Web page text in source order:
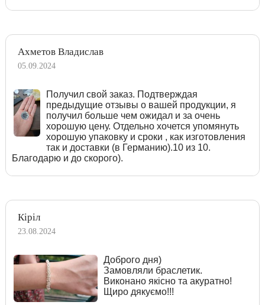
Ахметов Владислав
05.09.2024
Получил свой заказ. Подтверждая
предыдущие отзывы о вашей продукции, я
получил больше чем ожидал и за очень
хорошую цену. Отдельно хочется упомянуть
хорошую упаковку и сроки , как изготовления
так и доставки (в Германию).10 из 10.
Благодарю и до скорого).
Кіріл
23.08.2024
Доброго дня)
Замовляли браслетик.
Виконано якісно та акуратно!
Щиро дякуємо!!!